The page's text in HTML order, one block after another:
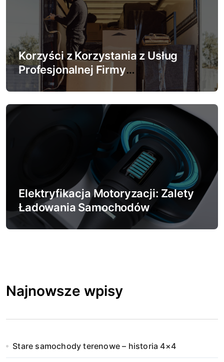
Korzyści z Korzystania z Usług
Profesjonalnej Firmy
Przeprowadzkowej
Elektryfikacja Motoryzacji: Zalety
Ładowania Samochodów
Elektrycznych
Najnowsze wpisy
Stare samochody terenowe – historia 4×4